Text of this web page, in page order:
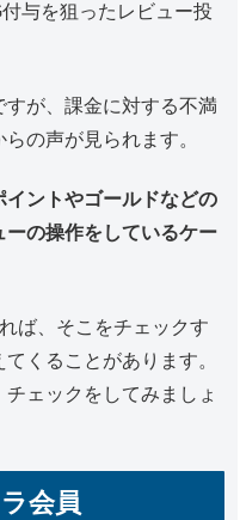
与を狙ったレビュー投
が、課金に対する不満
の声が見られます。
ントやゴールドなどの
の操作をしているケー
ば、そこをチェックす
くることがあります。
ェックをしてみましょ
会員